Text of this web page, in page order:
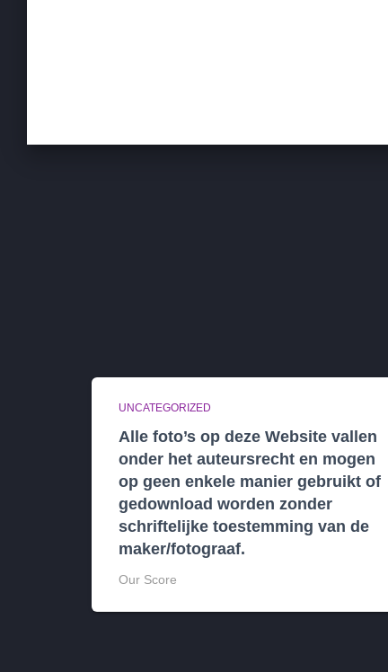
UNCATEGORIZED
Alle foto’s op deze Website vallen
onder het auteursrecht en mogen
op geen enkele manier gebruikt of
gedownload worden zonder
schriftelijke toestemming van de
maker/fotograaf.
Our Score